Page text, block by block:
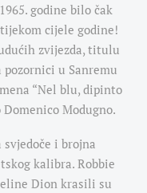
godine bilo čak
cijele godine!
zvijezda, titulu
u Sanremu
“Nel blu, dipinto
Domenico Modugno.
i brojna
kalibra. Robbie
Dion krasili su